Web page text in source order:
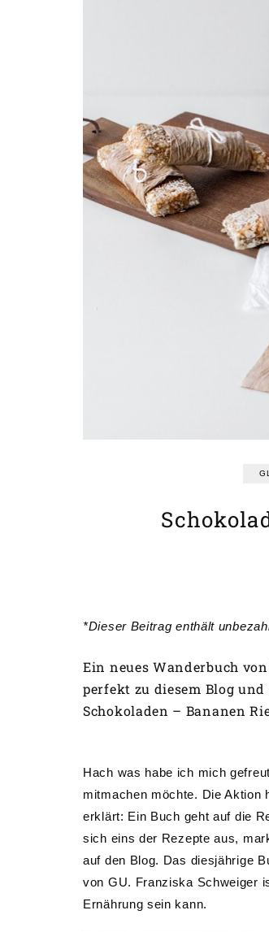
*Dieser Beitrag enthält
Ein neues Wanderbuch
perfekt zu diesem Blog
Schokoladen – Bananen
Hach was habe ich mich
mitmachen möchte. Die Aktion
erklärt: Ein Buch geht auf die
sich eins der Rezepte aus,
auf den Blog. Das diesjährige
von GU. Franziska Schweiger
Ernährung sein kann.